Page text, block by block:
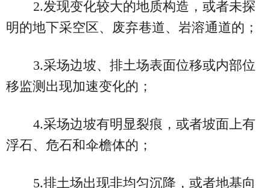
2.发现变化较大的地质构造，或者未探
明的地下采空区、废弃巷道、岩溶通道的；
3.采场边坡、排土场表面位移或内部位
移监测出现加速变化的；
4.采场边坡有明显裂痕，或者坡面上有
浮石、危石和伞檐体的；
5.排土场出现非均匀沉降，或者地基向